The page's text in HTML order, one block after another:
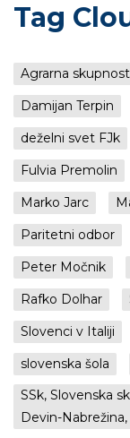
Tag
Agrarna skupnost
Damijan Terpin
deželni svet FJk
Fulvia Premolin
Marko Jarc
Paritetni odbor
Peter Močnik
Rafko Dolhar
Slovenci v Italiji
slovenska šola
SSk, Slovenska
Devin-